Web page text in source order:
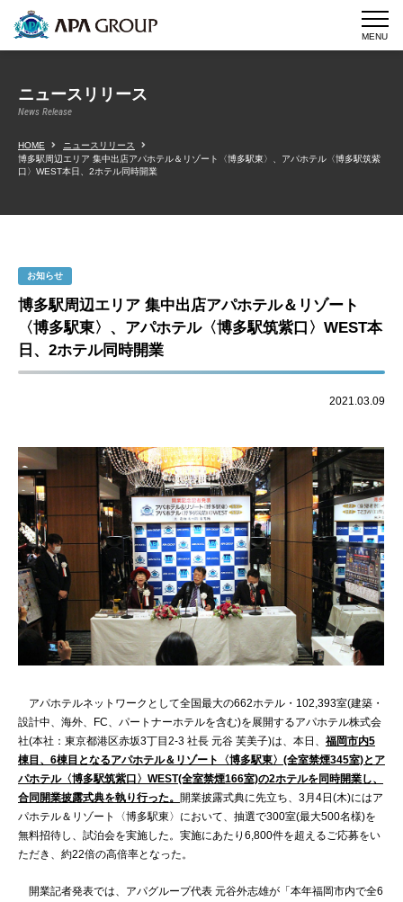
MENU
ニュースリリース
News Release
HOME
ニュースリリース
博多駅周辺エリア 集中出店アパホテル＆リゾート〈博多駅東〉、アパホテル〈博多駅筑紫
口〉WEST本日、2ホテル同時開業
お知らせ
博多駅周辺エリア 集中出店アパホテル＆リゾート
〈博多駅東〉、アパホテル〈博多駅筑紫口〉WEST本
日、2ホテル同時開業
2021.03.09
アパホテルネットワークとして全国最大の662ホテル・102,393室(建築・
設計中、海外、FC、パートナーホテルを含む)を展開するアパホテル株式会
社(本社：東京都港区赤坂3丁目2‐3 社長 元谷 芙美子)は、本日、 福岡市内5
棟目、6棟目となるアパホテル＆リゾート〈博多駅東〉(全室禁煙345室)とア
パホテル〈博多駅筑紫口〉WEST(全室禁煙166室)の2ホテルを同時開業し、
合同開業披露式典を執り行った。 開業披露式典に先立ち、3月4日(木)にはア
パホテル＆リゾート〈博多駅東〉において、抽選で300室(最大500名様)を
無料招待し、試泊会を実施した。実施にあたり6,800件を超えるご応募をい
ただき、約22倍の高倍率となった。
開業記者発表では、アパグループ代表 元谷外志雄が「本年福岡市内で全6